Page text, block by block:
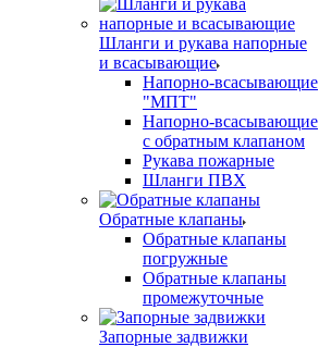
Шланги и рукава напорные
и всасывающие
Напорно-всасывающие
"МПТ"
Напорно-всасывающие
с обратным клапаном
Рукава пожарные
Шланги ПВХ
Обратные клапаны
Обратные клапаны
погружные
Обратные клапаны
промежуточные
Запорные задвижки